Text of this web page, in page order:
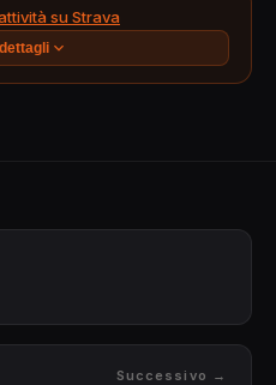
su Strava
Successivo →